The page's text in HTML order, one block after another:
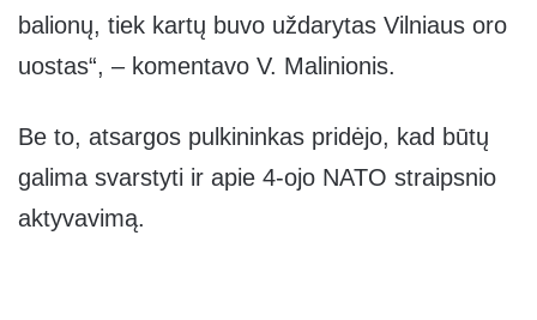
balionų, tiek kartų buvo uždarytas Vilniaus oro
uostas“, – komentavo V. Malinionis.
Be to, atsargos pulkininkas pridėjo, kad būtų
galima svarstyti ir apie 4-ojo NATO straipsnio
aktyvavimą.